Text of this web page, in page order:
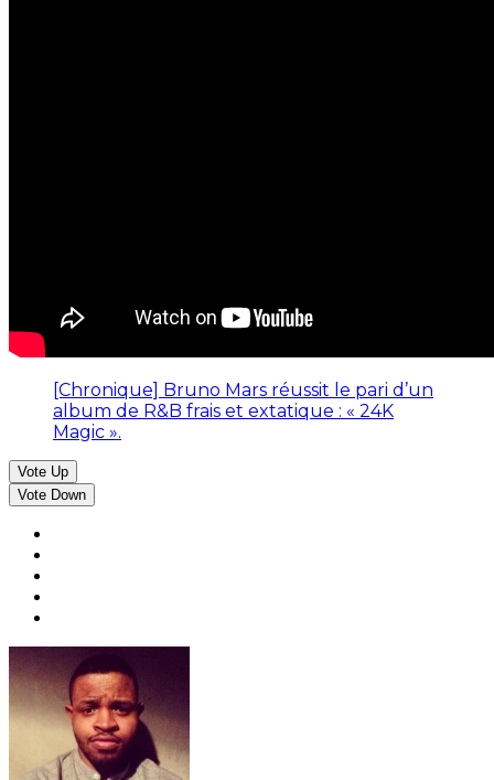
[Chronique] Bruno Mars réussit le pari d’un
album de R&B frais et extatique : « 24K
Magic ».
Vote Up
Vote Down